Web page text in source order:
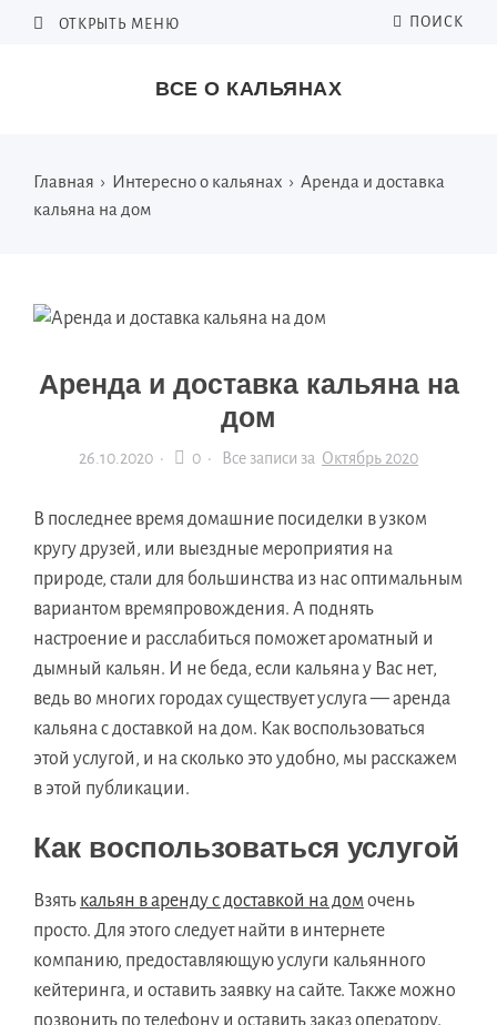
ОТКРЫТЬ МЕНЮ ПОИСК
ВСЕ О КАЛЬЯНАХ
Главная › Интересно о кальянах › Аренда и доставка
кальяна на дом
Аренда и доставка кальяна на
дом
26.10.2020 · 0 · Все записи за Октябрь 2020
В последнее время домашние посиделки в узком
кругу друзей, или выездные мероприятия на
природе, стали для большинства из нас оптимальным
вариантом времяпровождения. А поднять
настроение и расслабиться поможет ароматный и
дымный кальян. И не беда, если кальяна у Вас нет,
ведь во многих городах существует услуга — аренда
кальяна с доставкой на дом. Как воспользоваться
этой услугой, и на сколько это удобно, мы расскажем
в этой публикации.
Как воспользоваться услугой
Взять кальян в аренду с доставкой на дом очень
просто. Для этого следует найти в интернете
компанию, предоставляющую услуги кальянного
кейтеринга, и оставить заявку на сайте. Также можно
позвонить по телефону и оставить заказ оператору.